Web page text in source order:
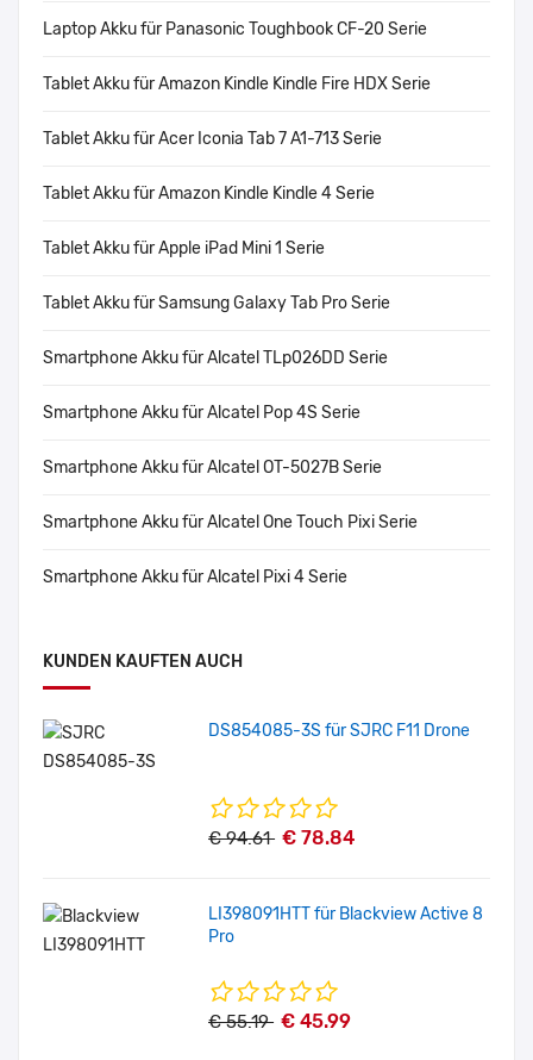
Laptop Akku für Panasonic Toughbook CF-20 Serie
Tablet Akku für Amazon Kindle Kindle Fire HDX Serie
Tablet Akku für Acer Iconia Tab 7 A1-713 Serie
Tablet Akku für Amazon Kindle Kindle 4 Serie
Tablet Akku für Apple iPad Mini 1 Serie
Tablet Akku für Samsung Galaxy Tab Pro Serie
Smartphone Akku für Alcatel TLp026DD Serie
Smartphone Akku für Alcatel Pop 4S Serie
Smartphone Akku für Alcatel OT-5027B Serie
Smartphone Akku für Alcatel One Touch Pixi Serie
Smartphone Akku für Alcatel Pixi 4 Serie
KUNDEN KAUFTEN AUCH
DS854085-3S für SJRC F11 Drone
€ 94.61 € 78.84
LI398091HTT für Blackview Active 8
Pro
€ 55.19 € 45.99